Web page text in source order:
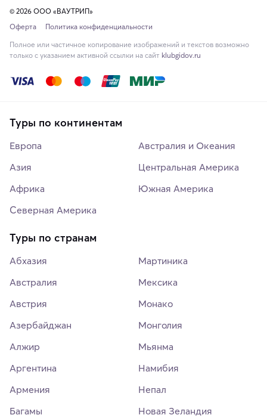
© 2026 ООО «ВАУТРИП»
Оферта
Политика конфиденциальности
Полное или частичное копирование изображений и текстов возможно
только с указанием активной ссылки на сайт klubgidov.ru
Туры по континентам
Европа
Азия
Африка
Северная Америка
Австралия и Океания
Центральная Америка
Южная Америка
Туры по странам
Абхазия
Австралия
Австрия
Азербайджан
Алжир
Аргентина
Армения
Багамы
Мартиника
Мексика
Монако
Монголия
Мьянма
Намибия
Непал
Новая Зеландия